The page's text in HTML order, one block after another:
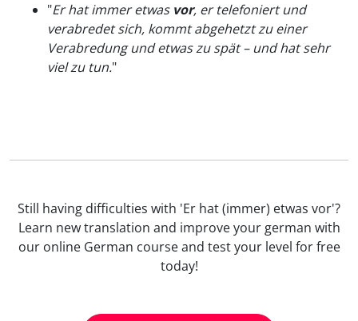
"Er hat immer etwas vor, er telefoniert und
verabredet sich, kommt abgehetzt zu einer
Verabredung und etwas zu spät – und hat sehr
viel zu tun."
Still having difficulties with 'Er hat (immer) etwas vor'?
Learn new translation and improve your german with
our online German course and test your level for free
today!